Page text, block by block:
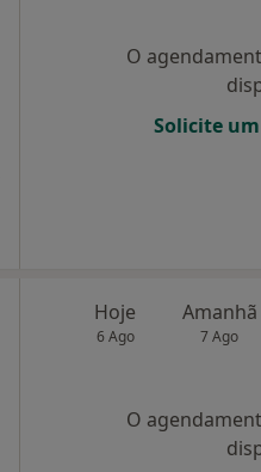
O
Solicite
Hoje
6 Ago
Amanhã
7 Ago
O